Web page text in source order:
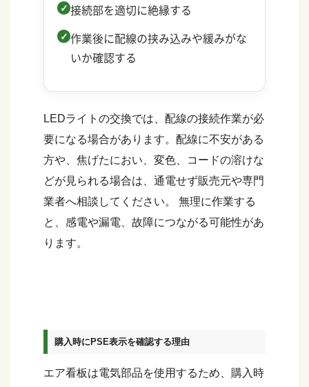
接続部を適切に絶縁する
作業後に配線の挟み込みや緩みがな
いか確認する
LEDライトの交換では、配線の接続作業が必
要になる場合があります。配線に不安がある
方や、焦げたにおい、変色、コードの溶けな
どが見られる場合は、通電せず販売元や専門
業者へ相談してください。 無理に作業する
と、感電や漏電、故障につながる可能性があ
ります。
購入時にPSE表示を確認する理由
エア看板は電気部品を使用するため、購入時